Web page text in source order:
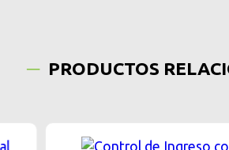
PRODUCTOS